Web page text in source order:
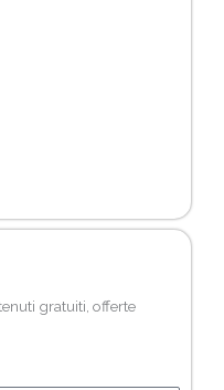
gratuiti, offerte